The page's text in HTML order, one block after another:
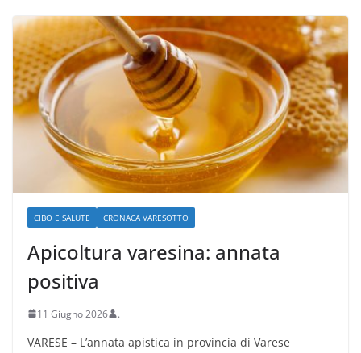
CIBO E SALUTE CRONACA VARESOTTO
Apicoltura varesina: annata
positiva
11 Giugno 2026 .
VARESE – L’annata apistica in provincia di Varese